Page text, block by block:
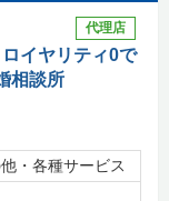
代理店
イヤリティ0で
相談所
・各種サービス